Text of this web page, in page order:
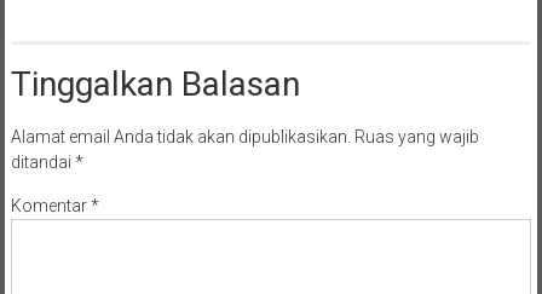
Tinggalkan Balasan
Alamat email Anda tidak akan dipublikasikan. Ruas yang wajib
ditandai *
Komentar*